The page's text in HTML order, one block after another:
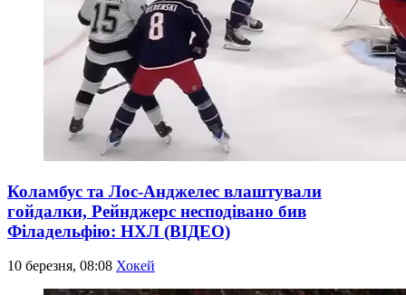
Коламбус та Лос-Анджелес влаштували
гойдалки, Рейнджерс несподівано бив
Філадельфію: НХЛ (ВІДЕО)
10 березня, 08:08 Хокей